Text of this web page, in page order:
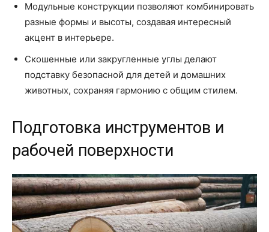
Модульные конструкции позволяют комбинировать
разные формы и высоты, создавая интересный
акцент в интерьере.
Скошенные или закругленные углы делают
подставку безопасной для детей и домашних
животных, сохраняя гармонию с общим стилем.
Подготовка инструментов и
рабочей поверхности